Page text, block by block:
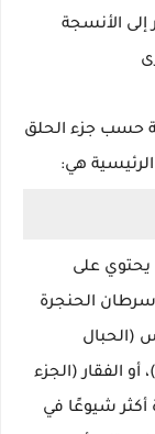
إلى الأنسجة
حسب جزء الحلق
الرئيسية هي:
يحتوي على
سرطان الحنجرة
(الحبال
أو الفقار (الجزء
شيوعًا في